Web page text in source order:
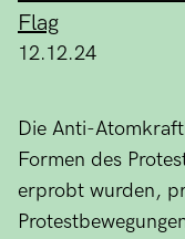
Flag
12.12.24
Die Anti-
Formen des
erprobt wurden,